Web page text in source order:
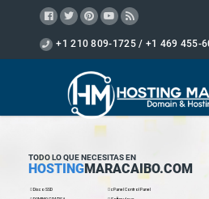
+1 210 809-1725 / +1 469 455-
TODO LO QUE NECESITAS EN
HOSTINGMARACAIBO.COM